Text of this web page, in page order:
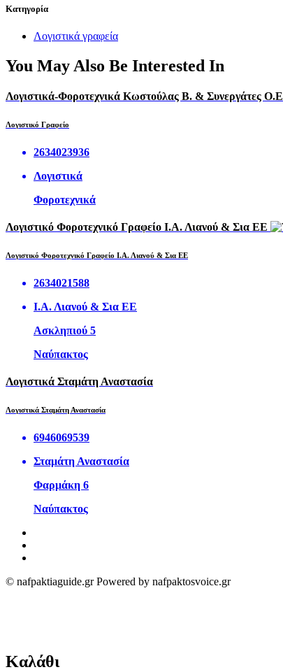
Κατηγορία
Λογιστικά γραφεία
You May Also Be Interested In
Λογιστικά-Φοροτεχνικά Κωστούλας Β. & Συνεργάτες Ο.Ε
Λογιστικό Γραφείο
2634023936
Λογιστικά
Φοροτεχνικά
Λογιστικό Φοροτεχνικό Γραφείο Ι.Α. Λιανού & Σια ΕΕ
Λογιστικό Φοροτεχνικό Γραφείο Ι.Α. Λιανού & Σια ΕΕ
2634021588
Ι.Α. Λιανού & Σια ΕΕ
Ασκληπιού 5
Ναύπακτος
Λογιστικά Σταμάτη Αναστασία
Λογιστικά Σταμάτη Αναστασία
6946069539
Σταμάτη Αναστασία
Φαρμάκη 6
Ναύπακτος
© nafpaktiaguide.gr Powered by nafpaktosvoice.gr
Καλάθι